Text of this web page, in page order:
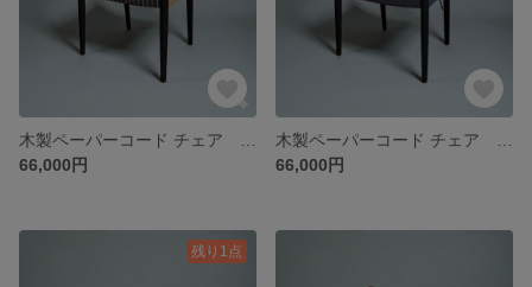
66,000円
66,000円
残り1点